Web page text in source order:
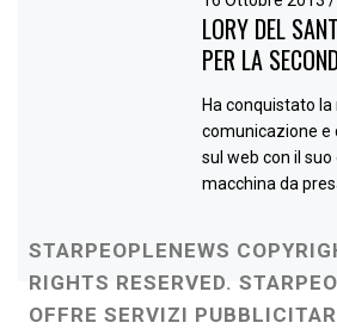
LORY DEL
PER LA
Ha conquistato
comunicazione e
sul web con il
macchina da
STARPEOPLENEWS
RIGHTS RESERVED.
OFFRE SERVIZI